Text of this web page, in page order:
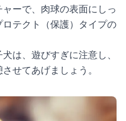
ーで、肉球の表面にしっ
テクト（保護）タイプの
は、遊びすぎに注意し、
せてあげましょう。